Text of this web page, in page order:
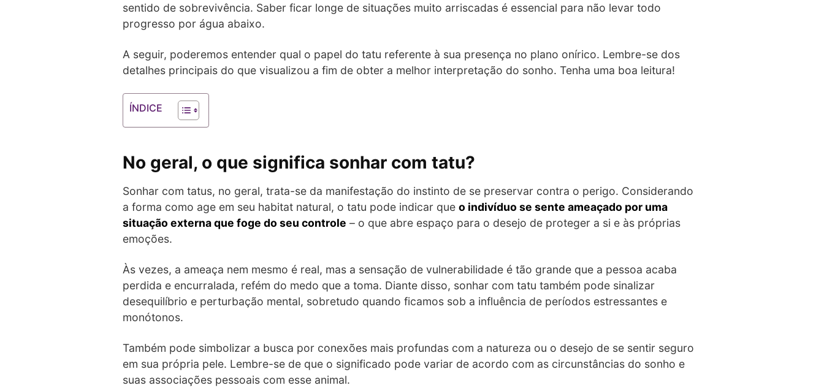
sentido de sobrevivência. Saber ficar longe de situações muito arriscadas é essencial para não levar todo
progresso por água abaixo.
A seguir, poderemos entender qual o papel do tatu referente à sua presença no plano onírico. Lembre-se dos
detalhes principais do que visualizou a fim de obter a melhor interpretação do sonho. Tenha uma boa leitura!
ÍNDICE
No geral, o que significa sonhar com tatu?
Sonhar com tatus, no geral, trata-se da manifestação do instinto de se preservar contra o perigo. Considerando
a forma como age em seu habitat natural, o tatu pode indicar que o indivíduo se sente ameaçado por uma
situação externa que foge do seu controle – o que abre espaço para o desejo de proteger a si e às próprias
emoções.
Às vezes, a ameaça nem mesmo é real, mas a sensação de vulnerabilidade é tão grande que a pessoa acaba
perdida e encurralada, refém do medo que a toma. Diante disso, sonhar com tatu também pode sinalizar
desequilíbrio e perturbação mental, sobretudo quando ficamos sob a influência de períodos estressantes e
monótonos.
Também pode simbolizar a busca por conexões mais profundas com a natureza ou o desejo de se sentir seguro
em sua própria pele. Lembre-se de que o significado pode variar de acordo com as circunstâncias do sonho e
suas associações pessoais com esse animal.